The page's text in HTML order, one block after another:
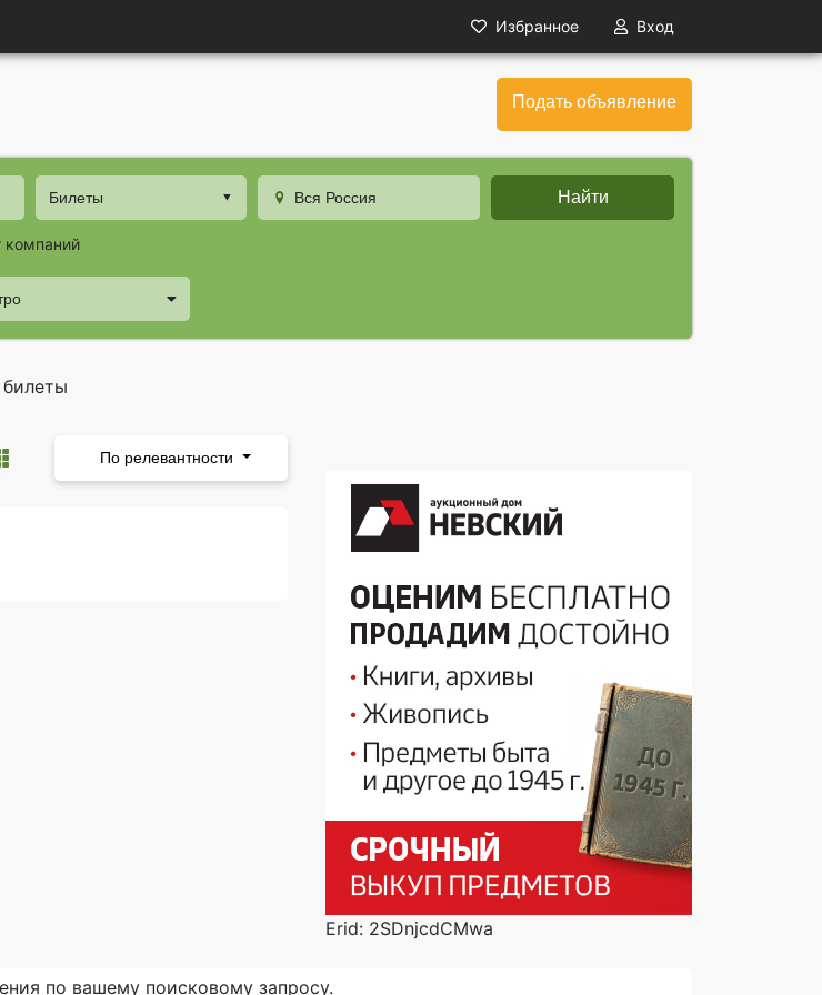
Избранное Вход
Подать объявление
Билеты Вся Россия Найти
компаний
По релевантности
Erid: 2SDnjcdCMwa
по вашему поисковому запросу.